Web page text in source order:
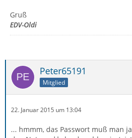
Gruß
EDV-Oldi
Peter65191
Mitglied
22. Januar 2015 um 13:04
... hmmm, das Passwort muß man